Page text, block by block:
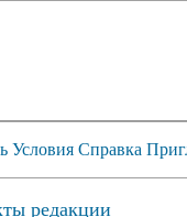
Условия Справка
редакции